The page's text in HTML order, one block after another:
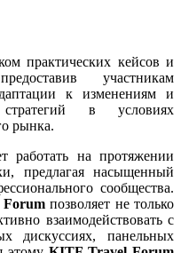
практических кейсов и
участникам
к изменениям и
в условиях
рынка.
работать на протяжении
предлагая насыщенный
сообщества.
позволяет не только
взаимодействовать с
дискуссиях, панельных